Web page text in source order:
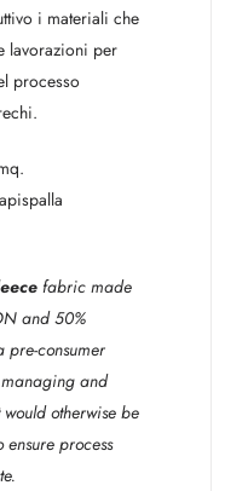
i materiali che
lavorazioni per
processo
fabric made
and 50%
pre-consumer
and
otherwise be
process